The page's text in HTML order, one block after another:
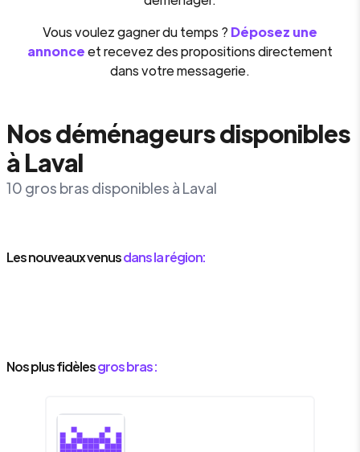
Vous voulez gagner du temps ? Déposez une
annonceet recevez des propositions directement
dans votre messagerie.
Nos déménageurs disponibles
à Laval
10 gros bras disponibles à Laval
Les nouveaux venusdans la région:
Nos plus fidèlesgros bras :